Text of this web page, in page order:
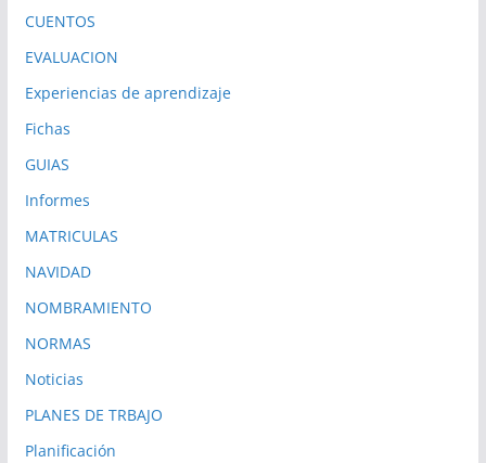
CUENTOS
EVALUACION
Experiencias de aprendizaje
Fichas
GUIAS
Informes
MATRICULAS
NAVIDAD
NOMBRAMIENTO
NORMAS
Noticias
PLANES DE TRBAJO
Planificación